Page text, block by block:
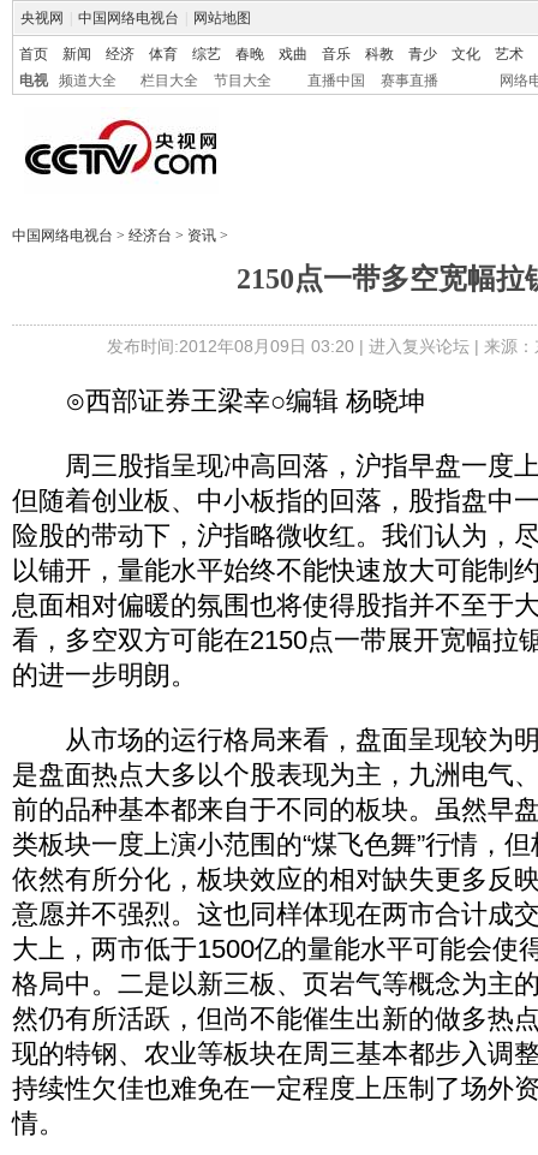
央视网 中国网络电视台 网站地图
首页 新闻 经济 体育 综艺 春晚 戏曲 音乐 科教 青少 文化
艺术
电视
频道大全 栏目大全 节目大全 直播中国 赛事直播 网络
中国网络电视台 > 经济台 > 资讯 >
2150点一带多空宽幅拉
发布时间:2012年08月09日 03:20 | 进入复兴论坛| 来源
⊙西部证券王梁幸○编辑 杨晓坤
周三股指呈现冲高回落，沪指早盘一度
但随着创业板、中小板指的回落，股指盘中
险股的带动下，沪指略微收红。我们认为，
以铺开，量能水平始终不能快速放大可能制
息面相对偏暖的氛围也将使得股指并不至于
看，多空双方可能在2150点一带展开宽幅拉
的进一步明朗。
从市场的运行格局来看，盘面呈现较为
是盘面热点大多以个股表现为主，九洲电气
前的品种基本都来自于不同的板块。虽然早
类板块一度上演小范围的“煤飞色舞”行情，
依然有所分化，板块效应的相对缺失更多反
意愿并不强烈。这也同样体现在两市合计成
大上，两市低于1500亿的量能水平可能会使
格局中。二是以新三板、页岩气等概念为主
然仍有所活跃，但尚不能催生出新的做多热
现的特钢、农业等板块在周三基本都步入调
持续性欠佳也难免在一定程度上压制了场外
情。